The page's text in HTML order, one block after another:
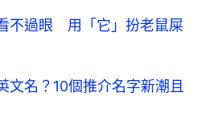
不過眼 用「它」扮老鼠屎
文名？10個推介名字新潮且